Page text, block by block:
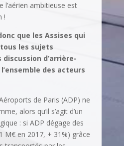
l’aérien ambitieuse est
!
que les Assises qui
les sujets
d’arrière-
des acteurs
de Paris (ADP) ne
alors qu’il s’agit d’un
: si ADP dégage des
M€ en 2017, + 31%) grâce